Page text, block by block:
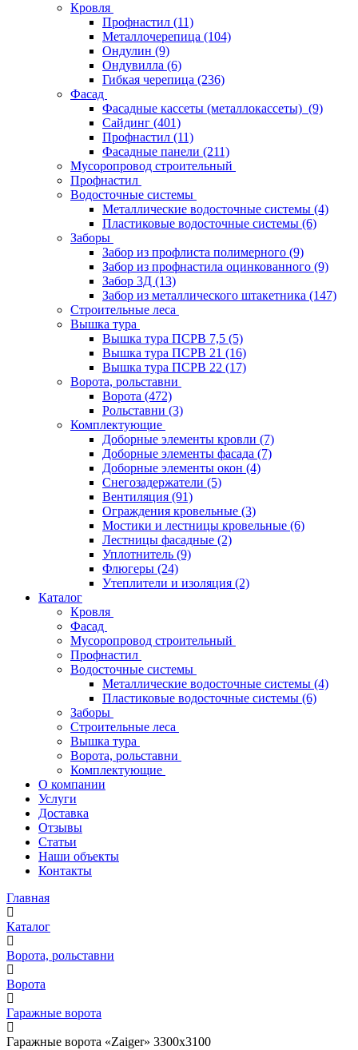
Кровля
Профнастил (11)
Металлочерепица (104)
Ондулин (9)
Ондувилла (6)
Гибкая черепица (236)
Фасад
Фасадные кассеты (металлокассеты) (9)
Сайдинг (401)
Профнастил (11)
Фасадные панели (211)
Мусоропровод строительный
Профнастил
Водосточные системы
Металлические водосточные системы (4)
Пластиковые водосточные системы (6)
Заборы
Забор из профлиста полимерного (9)
Забор из профнастила оцинкованного (9)
Забор 3Д (13)
Забор из металлического штакетника (147)
Строительные леса
Вышка тура
Вышка тура ПСРВ 7,5 (5)
Вышка тура ПСРВ 21 (16)
Вышка тура ПСРВ 22 (17)
Ворота, рольставни
Ворота (472)
Рольставни (3)
Комплектующие
Доборные элементы кровли (7)
Доборные элементы фасада (7)
Доборные элементы окон (4)
Снегозадержатели (5)
Вентиляция (91)
Ограждения кровельные (3)
Мостики и лестницы кровельные (6)
Лестницы фасадные (2)
Уплотнитель (9)
Флюгеры (24)
Утеплители и изоляция (2)
Каталог
Кровля
Фасад
Мусоропровод строительный
Профнастил
Водосточные системы
Металлические водосточные системы (4)
Пластиковые водосточные системы (6)
Заборы
Строительные леса
Вышка тура
Ворота, рольставни
Комплектующие
О компании
Услуги
Доставка
Отзывы
Статьи
Наши объекты
Контакты
Главная
Каталог
Ворота, рольставни
Ворота
Гаражные ворота
Гаражные ворота «Zaiger» 3300x3100